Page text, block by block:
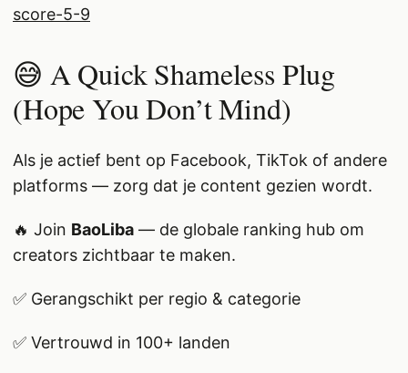
score-5-9
😅 A Quick Shameless Plug
(Hope You Don’t Mind)
Als je actief bent op Facebook, TikTok of andere
platforms — zorg dat je content gezien wordt.
🔥 Join BaoLiba — de globale ranking hub om
creators zichtbaar te maken.
✅ Gerangschikt per regio & categorie
✅ Vertrouwd in 100+ landen